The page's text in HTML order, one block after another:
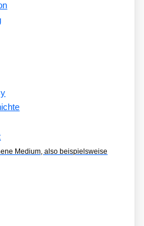
Medium, also beispielsweise